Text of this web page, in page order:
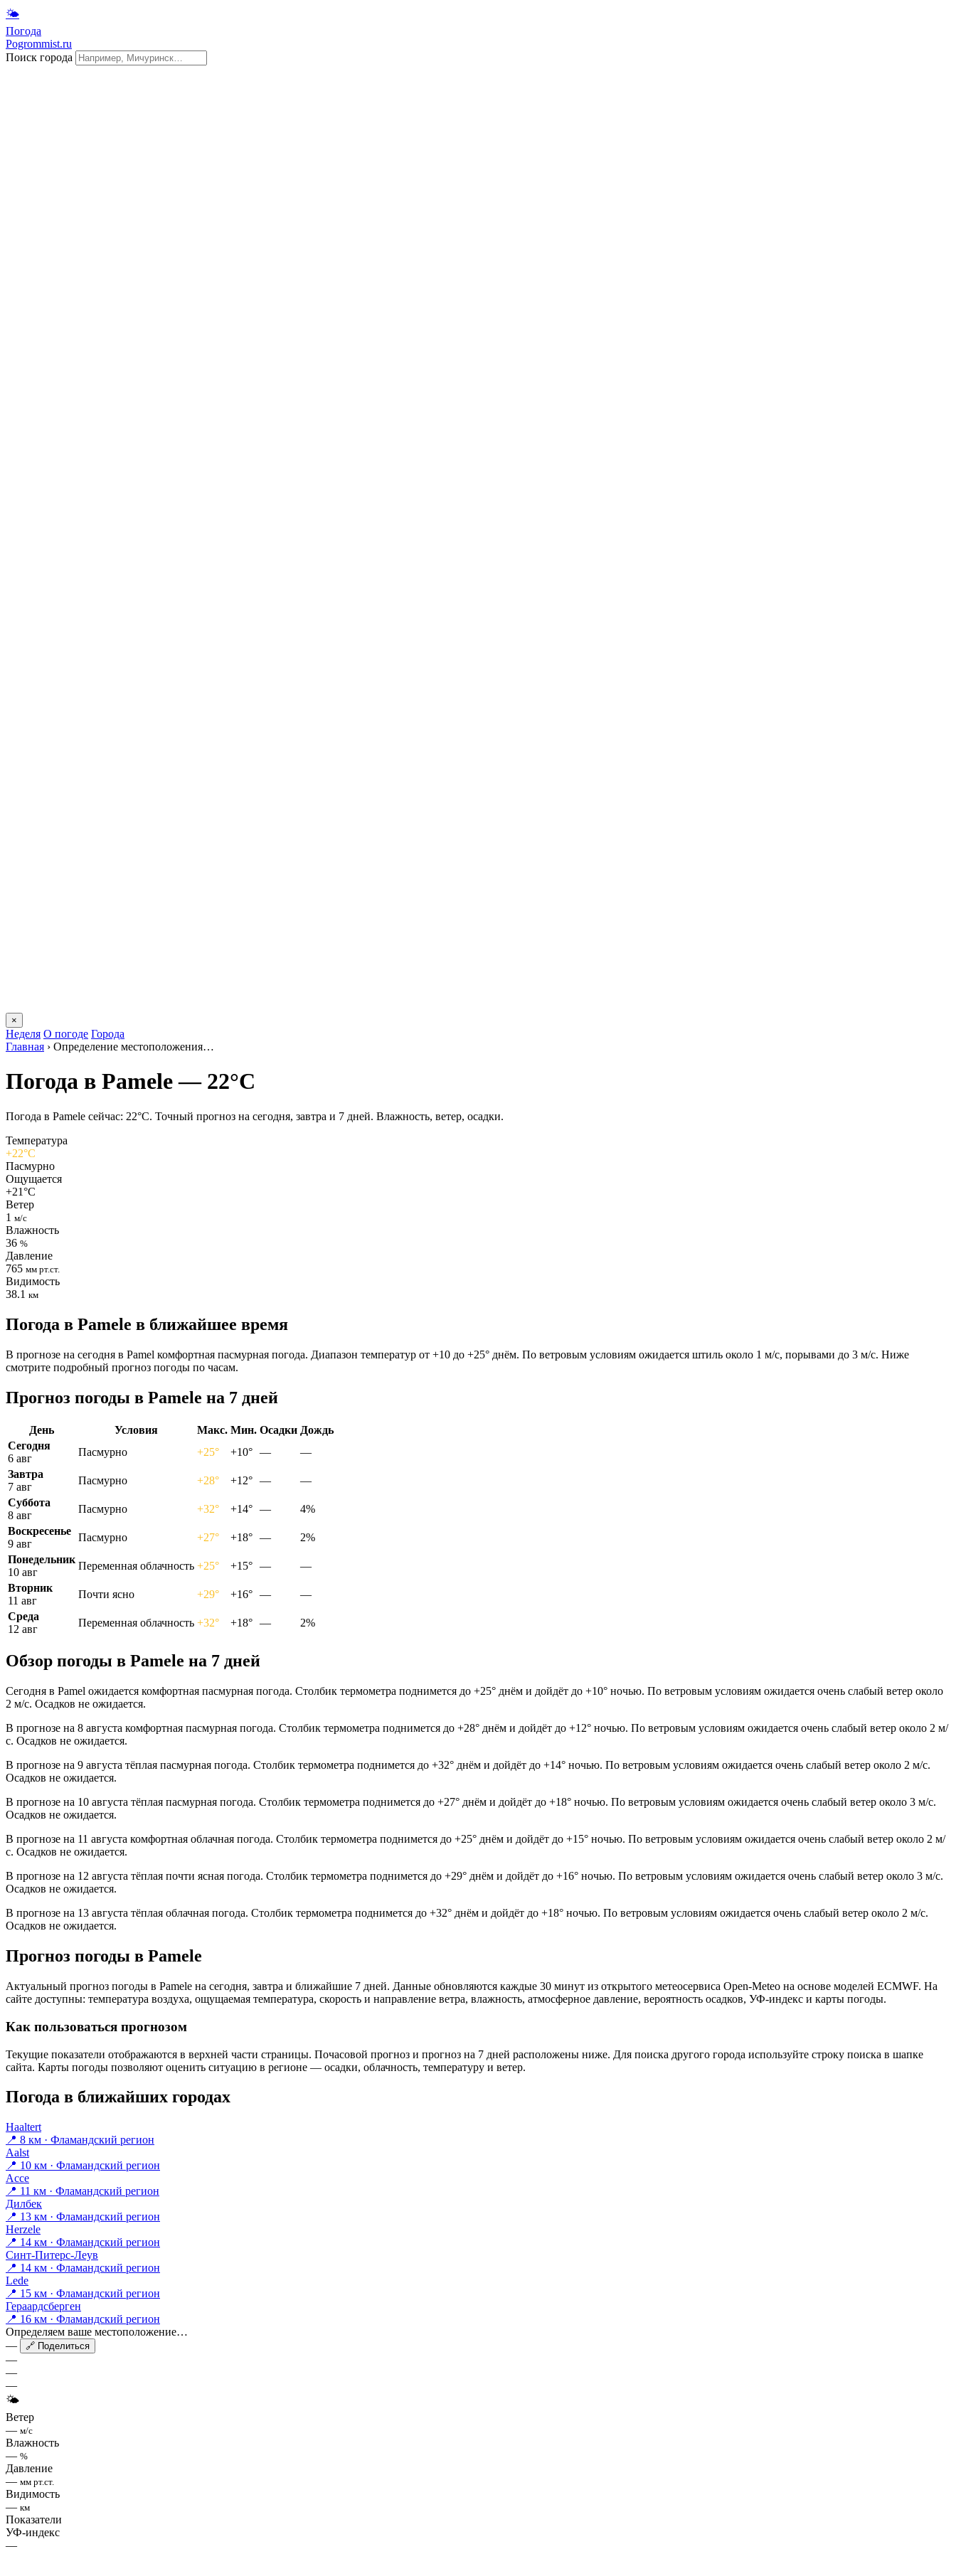
🌤
Погода
Pogrommist.ru
Поиск города
×
Неделя О погоде Города
Главная › Определение местоположения…
Погода в Pamelе — 22°C
Погода в Pamelе сейчас: 22°C. Точный прогноз на сегодня, завтра и 7 дней. Влажность, ветер, осадки.
Температура
+22°C
Пасмурно
Ощущается
+21°C
Ветер
1 м/с
Влажность
36 %
Давление
765 мм рт.ст.
Видимость
38.1 км
Погода в Pamelе в ближайшее время
В прогнозе на сегодня в Pamel комфортная пасмурная погода. Диапазон температур от +10 до +25° днём. По ветровым условиям ожидается штиль около 1 м/с, порывами до 3 м/с. Ниже
смотрите подробный прогноз погоды по часам.
Прогноз погоды в Pamelе на 7 дней
День Условия Макс. Мин. Осадки Дождь
Сегодня
6 авг
Пасмурно +25° +10° —
—
Завтра
7 авг
Пасмурно +28° +12° —
—
Суббота
8 авг
Пасмурно +32° +14° —
4%
Воскресенье
9 авг
Пасмурно +27° +18° —
2%
Понедельник
10 авг
Переменная облачность +25° +15° —
—
Вторник
11 авг
Почти ясно +29° +16° —
—
Среда
12 авг
Переменная облачность +32° +18° — 2%
Обзор погоды в Pamelе на 7 дней
Сегодня в Pamel ожидается комфортная пасмурная погода. Столбик термометра поднимется до +25° днём и дойдёт до +10° ночью. По ветровым условиям ожидается очень слабый ветер около
2 м/с. Осадков не ожидается.
В прогнозе на 8 августа комфортная пасмурная погода. Столбик термометра поднимется до +28° днём и дойдёт до +12° ночью. По ветровым условиям ожидается очень слабый ветер около 2 м/
с. Осадков не ожидается.
В прогнозе на 9 августа тёплая пасмурная погода. Столбик термометра поднимется до +32° днём и дойдёт до +14° ночью. По ветровым условиям ожидается очень слабый ветер около 2 м/с.
Осадков не ожидается.
В прогнозе на 10 августа тёплая пасмурная погода. Столбик термометра поднимется до +27° днём и дойдёт до +18° ночью. По ветровым условиям ожидается очень слабый ветер около 3 м/с.
Осадков не ожидается.
В прогнозе на 11 августа комфортная облачная погода. Столбик термометра поднимется до +25° днём и дойдёт до +15° ночью. По ветровым условиям ожидается очень слабый ветер около 2 м/
с. Осадков не ожидается.
В прогнозе на 12 августа тёплая почти ясная погода. Столбик термометра поднимется до +29° днём и дойдёт до +16° ночью. По ветровым условиям ожидается очень слабый ветер около 3 м/с.
Осадков не ожидается.
В прогнозе на 13 августа тёплая облачная погода. Столбик термометра поднимется до +32° днём и дойдёт до +18° ночью. По ветровым условиям ожидается очень слабый ветер около 2 м/с.
Осадков не ожидается.
Прогноз погоды в Pamelе
Актуальный прогноз погоды в Pamelе на сегодня, завтра и ближайшие 7 дней. Данные обновляются каждые 30 минут из открытого метеосервиса Open-Meteo на основе моделей ECMWF. На
сайте доступны: температура воздуха, ощущаемая температура, скорость и направление ветра, влажность, атмосферное давление, вероятность осадков, УФ-индекс и карты погоды.
Как пользоваться прогнозом
Текущие показатели отображаются в верхней части страницы. Почасовой прогноз и прогноз на 7 дней расположены ниже. Для поиска другого города используйте строку поиска в шапке
сайта. Карты погоды позволяют оценить ситуацию в регионе — осадки, облачность, температуру и ветер.
Погода в ближайших городах
Haaltert
📍 8 км · Фламандский регион
Aalst
📍 10 км · Фламандский регион
Ассе
📍 11 км · Фламандский регион
Дилбек
📍 13 км · Фламандский регион
Herzele
📍 14 км · Фламандский регион
Синт-Питерс-Леув
📍 14 км · Фламандский регион
Lede
📍 15 км · Фламандский регион
Гераардсберген
📍 16 км · Фламандский регион
Определяем ваше местоположение…
—
🔗 Поделиться
—
—
—
🌤
Ветер
— м/с
Влажность
— %
Давление
— мм рт.ст.
Видимость
— км
Показатели
УФ-индекс
—